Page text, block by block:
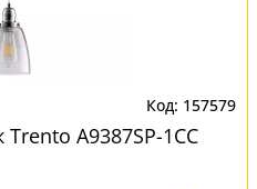
157579
A9387SP-1CC